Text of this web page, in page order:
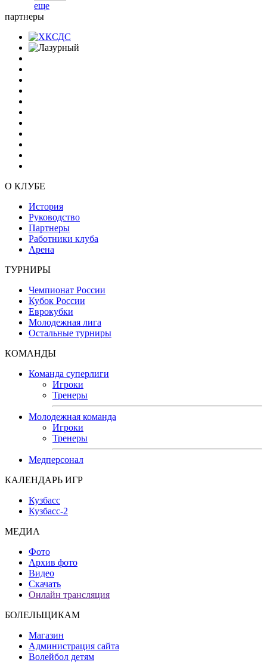
еще
партнеры
О КЛУБЕ
История
Руководство
Партнеры
Работники клуба
Арена
ТУРНИРЫ
Чемпионат России
Кубок России
Еврокубки
Молодежная лига
Остальные турниры
КОМАНДЫ
Команда суперлиги
Игроки
Тренеры
Молодежная команда
Игроки
Тренеры
Медперсонал
КАЛЕНДАРЬ ИГР
Кузбасс
Кузбасс-2
МЕДИА
Фото
Архив фото
Видео
Скачать
Онлайн трансляция
БОЛЕЛЬЩИКАМ
Магазин
Администрация сайта
Волейбол детям